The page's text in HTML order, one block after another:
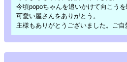
今頃popoちゃんを追いかけて向こうを
可愛い屋さんをありがとう。
主様もありがとうございました。ご自